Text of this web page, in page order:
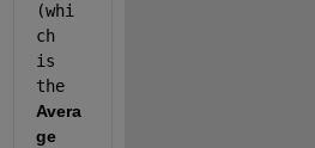
(whi
ch
is
the
Avera
ge